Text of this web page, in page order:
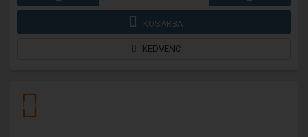
KOSÁRBA
KEDVENC
NEW